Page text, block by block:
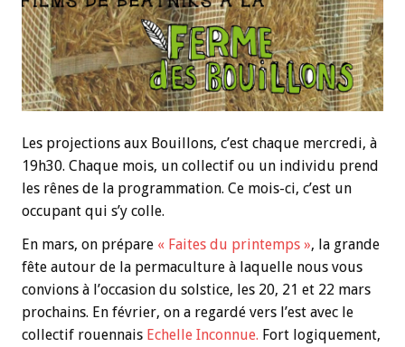
Les projections aux Bouillons, c’est chaque mercredi, à
19h30. Chaque mois, un collectif ou un individu prend
les rênes de la programmation. Ce mois-ci, c’est un
occupant qui s’y colle.
En mars, on prépare « Faites du printemps », la grande
fête autour de la permaculture à laquelle nous vous
convions à l’occasion du solstice, les 20, 21 et 22 mars
prochains. En février, on a regardé vers l’est avec le
collectif rouennais Echelle Inconnue. Fort logiquement,